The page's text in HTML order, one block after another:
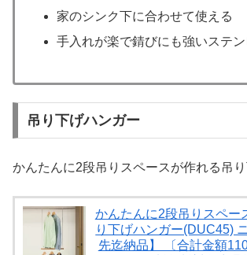
家のシンク下に合わせて使える
手入れが楽で錆びにも強いステ
吊り下げハンガー
かんたんに2段吊りスペースが作れる吊
かんたんに2段吊りスペー
り下げハンガー(DUC45)
先迄納品】 〔合計金額